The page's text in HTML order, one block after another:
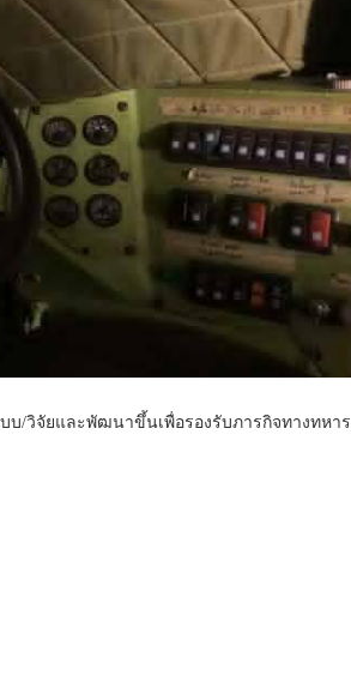
บ/วิจัยและพัฒนาขึ้นเพื่อรองรับภารกิจทางทหาร